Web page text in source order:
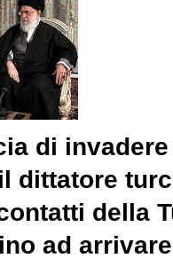
di
dittatore
della
ad